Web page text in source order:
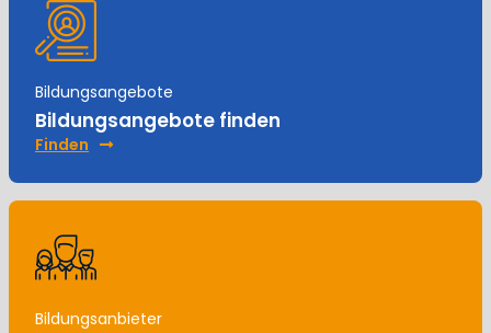
Bildungsangebote
Bildungsangebote finden
Finden
Bildungsanbieter